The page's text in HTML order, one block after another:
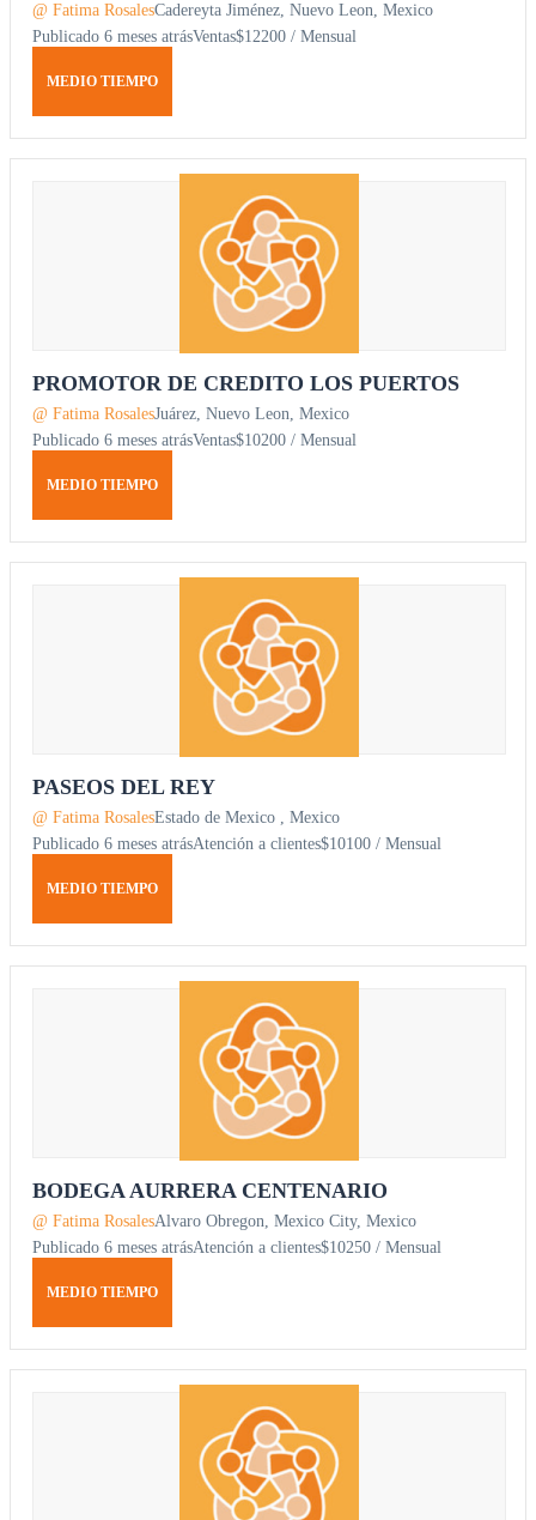
@ Fatima RosalesCadereyta Jiménez, Nuevo Leon, Mexico
Publicado 6 meses atrásVentas$12200 / Mensual
MEDIO TIEMPO
PROMOTOR DE CREDITO LOS PUERTOS
@ Fatima RosalesJuárez, Nuevo Leon, Mexico
Publicado 6 meses atrásVentas$10200 / Mensual
MEDIO TIEMPO
PASEOS DEL REY
@ Fatima RosalesEstado de Mexico , Mexico
Publicado 6 meses atrásAtención a clientes$10100 / Mensual
MEDIO TIEMPO
BODEGA AURRERA CENTENARIO
@ Fatima RosalesAlvaro Obregon, Mexico City, Mexico
Publicado 6 meses atrásAtención a clientes$10250 / Mensual
MEDIO TIEMPO